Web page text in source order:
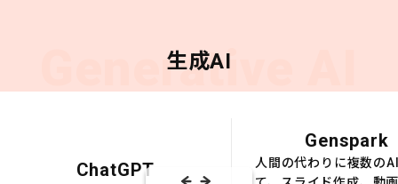
Generative AI
生成AI
ChatGPT
Genspark
人間の代わりに複数の